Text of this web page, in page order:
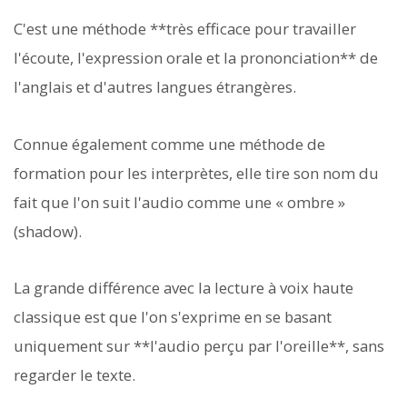
C'est une méthode **très efficace pour travailler
l'écoute, l'expression orale et la prononciation** de
l'anglais et d'autres langues étrangères.
Connue également comme une méthode de
formation pour les interprètes, elle tire son nom du
fait que l'on suit l'audio comme une « ombre »
(shadow).
La grande différence avec la lecture à voix haute
classique est que l'on s'exprime en se basant
uniquement sur **l'audio perçu par l'oreille**, sans
regarder le texte.